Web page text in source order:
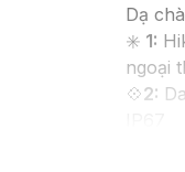
Dạ
✳️ 1:
ngoại
💠2: